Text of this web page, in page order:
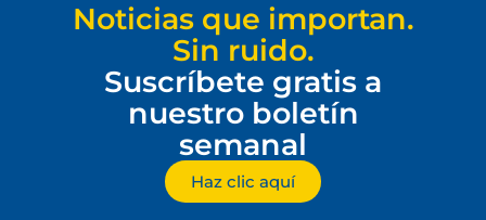
Noticias que importan.
Sin ruido.
Suscríbete gratis a
nuestro boletín
semanal
Haz clic aquí